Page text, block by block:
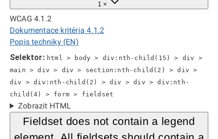
1 ×
WCAG 4.1.2
Dokumentace kritéria 4.1.2
Popis techniky (EN)
Selektor: html > body > div:nth-child(15) > div >
main > div > div > section:nth-child(2) > div >
div > div:nth-child(2) > div > div > div:nth-
child(4) > form > fieldset
Zobrazit HTML
Fieldset does not contain a legend